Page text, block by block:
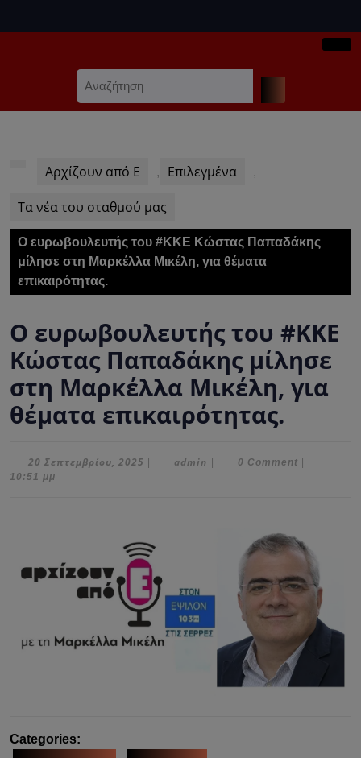
to
for:
Αρχίζουν από Ε , Επιλεγμένα ,
Τα νέα του σταθμού μας
Ο ευρωβουλευτής του #ΚΚΕ Κώστας Παπαδάκης
μίλησε στη Μαρκέλλα Μικέλη, για θέματα
επικαιρότητας.
Ο ευρωβουλευτής του #ΚΚΕ
Κώστας Παπαδάκης μίλησε
στη Μαρκέλλα Μικέλη, για
θέματα επικαιρότητας.
20 Σεπτεμβρίου, 2025 20
admin admin0 Comment
10:51 μμ
Categories: